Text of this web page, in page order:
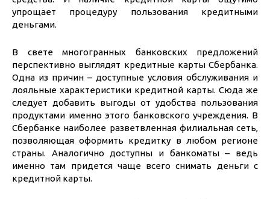
упрощает процедуру пользования кредитными
деньгами.
В свете многогранных банковских предложений
перспективно выглядят кредитные карты Сбербанка.
Одна из причин – доступные условия обслуживания и
лояльные характеристики кредитной карты. Сюда же
следует добавить выгоды от удобства пользования
продуктами именно этого банковского учреждения. В
Сбербанке наиболее разветвленная филиальная сеть,
позволяющая оформить кредитку в любом регионе
страны. Аналогично доступны и банкоматы – ведь
именно там придется чаще всего снимать деньги с
кредитной карты.